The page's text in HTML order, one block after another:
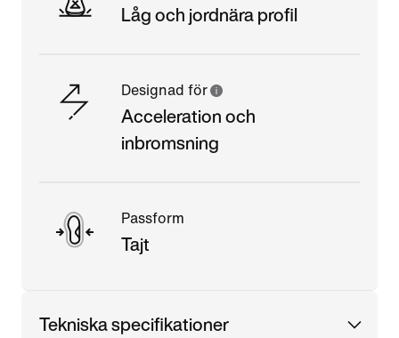
Låg och jordnära profil
Designad för
Acceleration och
inbromsning
Passform
Tajt
Tekniska specifikationer